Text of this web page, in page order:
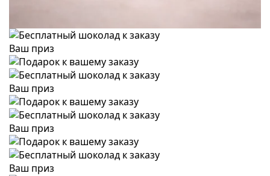
Ваш приз
Ваш приз
Ваш приз
Ваш приз